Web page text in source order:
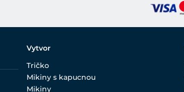
Vytvor
Tričko
Mikiny s kapucnou
Mikiny